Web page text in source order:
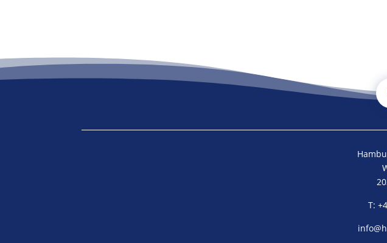
T: